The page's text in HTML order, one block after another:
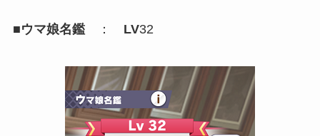
■ウマ娘名鑑： LV32